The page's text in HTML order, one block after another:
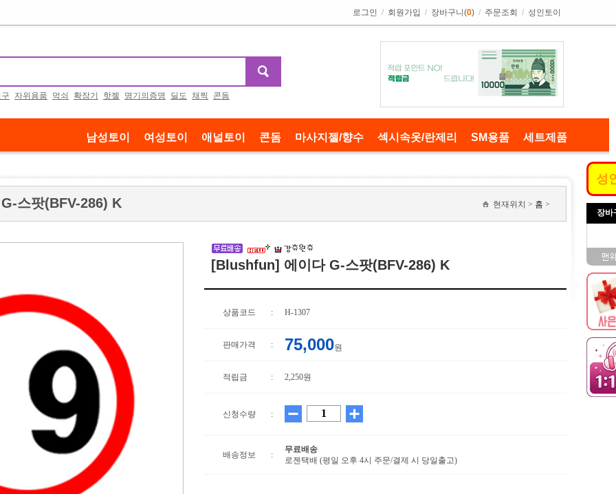
로그인 / 회원가입 / 장바구니(0) / 주문조회 / 성인토이
자위용품 먹쇠 확장기 핫젤 명기의증명 딜도 채찍 콘돔
남성토이 여성토이 애널토이 콘돔 마사지젤/향수 섹시속옷/란제리 SM용품 세트제품
스팟(BFV-286) K 현재위치 > 홈 >
[Blushfun] 에이다 G-스팟(BFV-286) K
상품코드 : H-1307
판매가격 : 75,000원
적립금 : 2,250원
신청수량 :
배송정보 :
무료배송
로젠택배 (평일 오후 4시 주문/결제 시 당일출고)
성
장바